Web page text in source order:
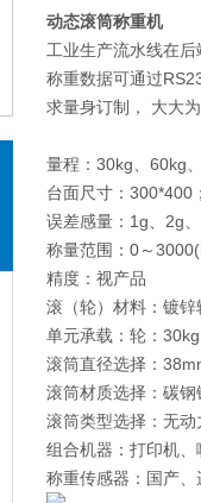
动态滚筒称重机
工业生产流水线在
称重数据可通过
求量身订制， 大大
量程：30kg、60kg
台面尺寸：300*400
误差感量：1g、2g
称量范围：0～
精度：视产品
滚（轮）材料：镀
单元承载：轮：
滚筒直径选择：
滚筒材质选择：碳
滚筒类型选择：无
组合机器：打印机
称重传感器：国产、